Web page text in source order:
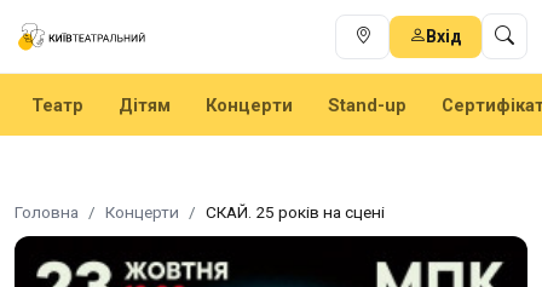
Вхід
Театр Дітям Концерти Stand-up
Головна Концерти СКАЙ. 25 років на сцені